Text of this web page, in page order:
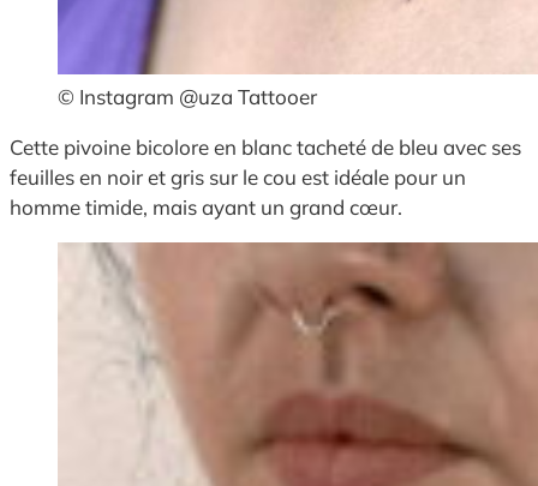
© Instagram @uza Tattooer
Cette pivoine bicolore en blanc tacheté de bleu avec ses
feuilles en noir et gris sur le cou est idéale pour un
homme timide, mais ayant un grand cœur.